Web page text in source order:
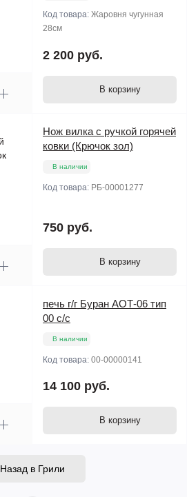
Код товара: Жаровня чугунная
28см
2 200 руб.
В корзину
Нож вилка с ручкой горячей
ковки (Крючок зол)
В наличии
Код товара: РБ-00001277
750 руб.
В корзину
печь г/г Буран АОТ-06 тип
00 с/с
В наличии
Код товара: 00-00000141
14 100 руб.
В корзину
Назад в Грили